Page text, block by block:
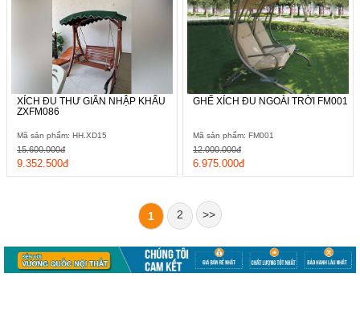
XÍCH ĐU THƯ GIÃN NHẬP KHẨU
ZXFM086
Mã sản phẩm: HH.XD15
9.352.500đ
15.600.000đ
GHẾ XÍCH ĐU NGOÀI TRỜI FM001
Mã sản phẩm: FM001
6.975.000đ
12.000.000đ
1 2 >>